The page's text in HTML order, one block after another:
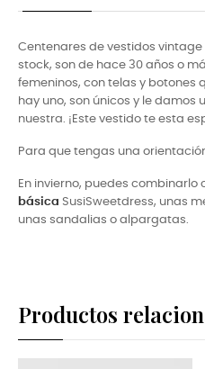
Centenares de vestidos
stock, son de hace 30 años o
femeninos, con telas y botones
hay uno, son únicos y le damos
nuestra. ¡Este vestido te esta
Para que tengas una
En invierno, puedes combinarlo
básica SusiSweetdress, unas
unas sandalias o alpargatas.
Productos